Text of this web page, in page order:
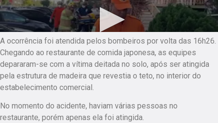
A ocorrência foi atendida pelos bombeiros por volta das 16h26.
Chegando ao restaurante de comida japonesa, as equipes
depararam-se com a vítima deitada no solo, após ser atingida
pela estrutura de madeira que revestia o teto, no interior do
estabelecimento comercial.
No momento do acidente, haviam várias pessoas no
restaurante, porém apenas ela foi atingida.